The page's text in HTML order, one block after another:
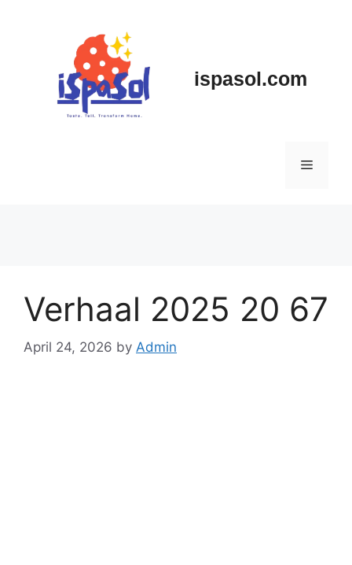
ispasol.com
Menu
Verhaal 2025 20 67
April 24, 2026 by Admin